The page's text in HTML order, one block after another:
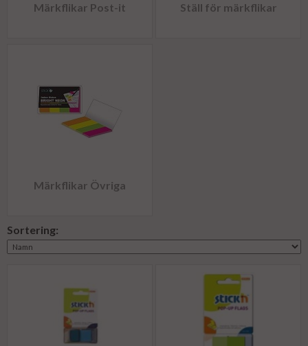
Märkflikar Post-it Ställ för märkflikar
Märkflikar Övriga
Sortering: